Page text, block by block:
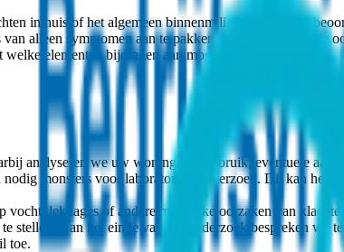
in huis of het algemeen binnenmilieu willen laten
alleen symptomen aan te pakken, zoeken we naar de
elementen bijdragen aan mogelijke problemen.
analyseren we uw woning, het gebruik, eventuele
monsters voor laboratoriumonderzoek. Dit kan
lekkages of andere mogelijke oorzaken van klachten.
stellen. Aan het einde van het onderzoek bespreken we
toe.